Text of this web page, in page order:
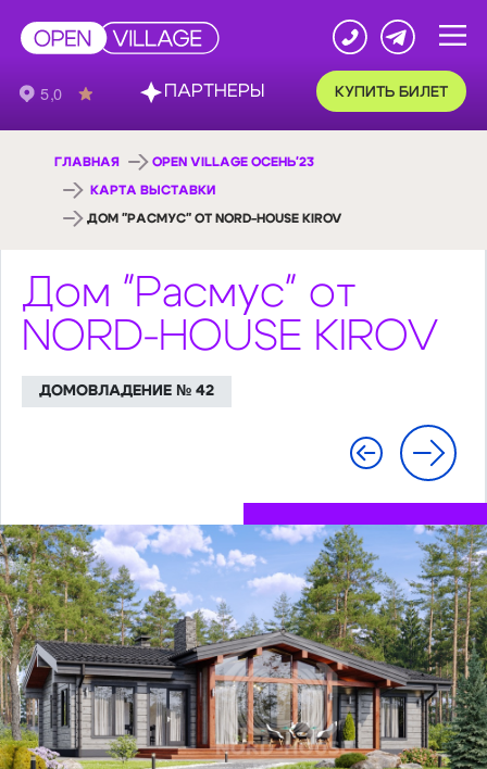
КУПИТЬ БИЛЕТ
ГЛАВНАЯ OPEN VILLAGE ОСЕНЬ'23
КАРТА ВЫСТАВКИ
ДОМ "РАСМУС" ОТ NORD-HOUSE KIROV
Дом "Расмус" от
NORD-HOUSE KIROV
ДОМОВЛАДЕНИЕ № 42